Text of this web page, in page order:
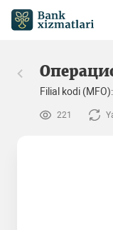
Filial kodi
221